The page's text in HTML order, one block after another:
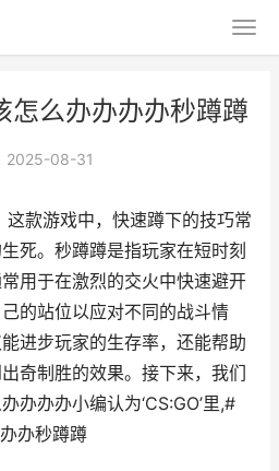
怎么办办办办秒蹲蹲
2025-08-31
这款游戏中，快速蹲下的技巧常
死。秒蹲蹲是指玩家在短时刻
用于在激烈的交火中快速避开
的站位以应对不同的战斗情
进步玩家的生存率，还能帮助
奇制胜的效果。接下来，我们
办办办小编认为‘CS:GO’里,#
办秒蹲蹲